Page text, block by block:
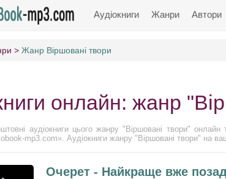
Аудіокниги Жанри Автори
Жанр Віршовані твори
онлайн: жанр
аудіокниги цього жанру "Віршовані твори" онлайн
mp3.com». Аудіокниги жанру "Віршовані твори" на
Очерет - Найкраще вже